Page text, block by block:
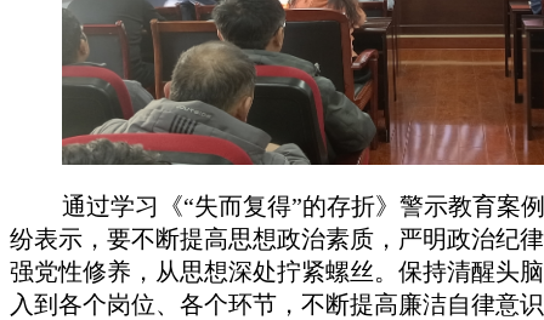
通过学习《“失而复得”的存折》警示教育案
纷表示，要不断提高思想政治素质，严明政治纪
强党性修养，从思想深处拧紧螺丝。保持清醒头
入到各个岗位、各个环节，不断提高廉洁自律意